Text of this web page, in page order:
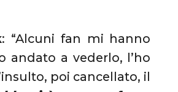
: “Alcuni fan mi hanno
andato a vederlo, l’ho
poi cancellato, il